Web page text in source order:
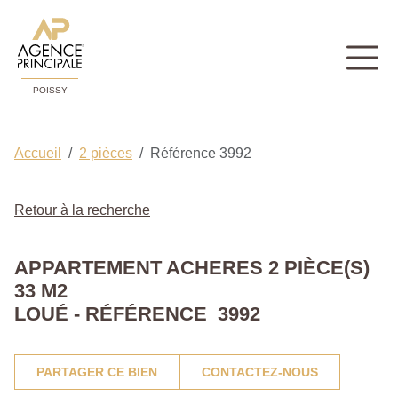
POISSY
Accueil 2 pièces Référence 3992
Retour à la recherche
APPARTEMENT ACHERES 2 PIÈCE(S)
33 M2
LOUÉ - RÉFÉRENCE 3992
PARTAGER CE BIEN CONTACTEZ-NOUS